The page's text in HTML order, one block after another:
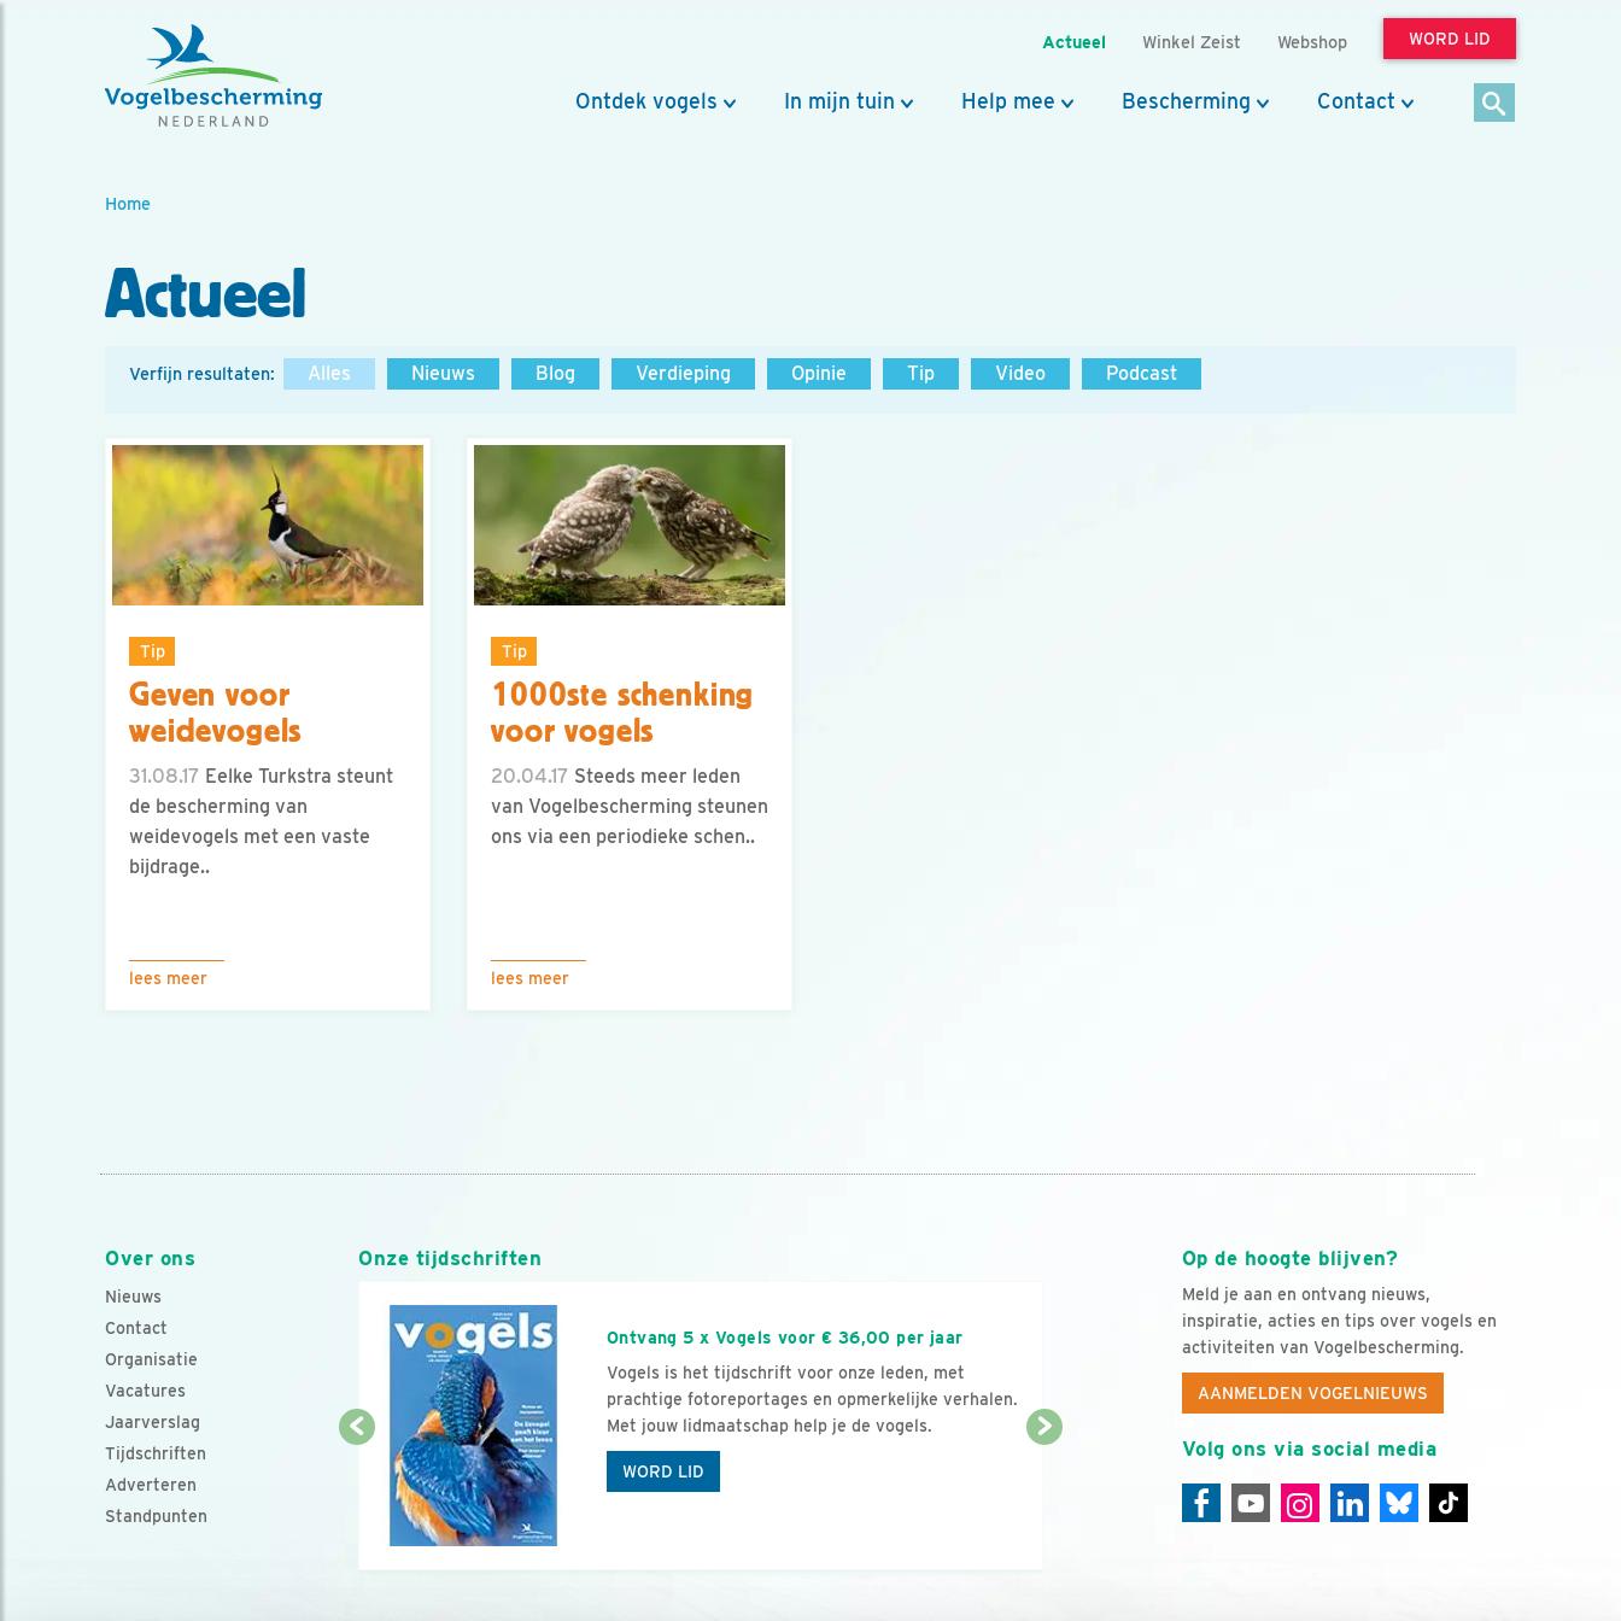
Actueel Winkel Zeist Webshop WORD LID
Ontdek vogels In mijn tuin Help mee Bescherming Contact
Home
Actueel
Verfijn resultaten: Alles Nieuws Blog Verdieping Opinie Tip Video Podcast
Tip
Geven voor
weidevogels
31.08.17 Eelke Turkstra steunt
de bescherming van
weidevogels met een vaste
bijdrage..
lees meer
Tip
1000ste schenking
voor vogels
20.04.17 Steeds meer leden
van Vogelbescherming steunen
ons via een periodieke schen..
lees meer
Over ons
Nieuws
Contact
Organisatie
Vacatures
Jaarverslag
Tijdschriften
Adverteren
Standpunten
Op de hoogte blijven?
Meld je aan en ontvang nieuws,
inspiratie, acties en tips over vogels en
activiteiten van Vogelbescherming.
AANMELDEN VOGELNIEUWS
Volg ons via social media
Onze tijdschriften
Ontvang 5 x Vogels voor € 36,00 per jaar
Vogels is het tijdschrift voor onze leden, met
prachtige fotoreportages en opmerkelijke verhalen.
Met jouw lidmaatschap help je de vogels.
WORD LID